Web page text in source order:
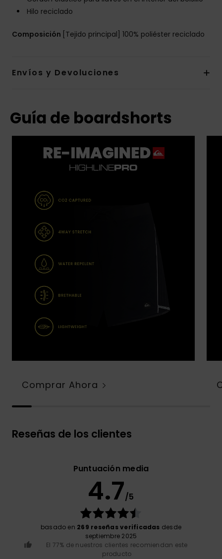
Hilo reciclado
Composición [Tejido principal] 100% poliéster reciclado
Envíos y Devoluciones
Guía de boardshorts
Comprar Ahora
Reseñas de los clientes
Puntuación media
4.7/5
basado en 269 reseñas verificadas desde
septiembre 2025
El 77% de nuestros clientes recomiendan este
producto